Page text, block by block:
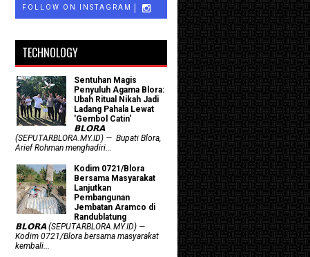
FOLLOW ON INSTAGRAM
TECHNOLOGY
Sentuhan Magis
Penyuluh Agama Blora:
Ubah Ritual Nikah Jadi
Ladang Pahala Lewat
'Gembol Catin'
𝗕𝗟𝗢𝗥𝗔
(SEPUTARBLORA.MY.ID) — Bupati Blora,
Arief Rohman menghadiri...
Kodim 0721/Blora
Bersama Masyarakat
Lanjutkan
Pembangunan
Jembatan Aramco di
Randublatung
𝗕𝗟𝗢𝗥𝗔 (SEPUTARBLORA.MY.ID) —
Kodim 0721/Blora bersama masyarakat
kembali...